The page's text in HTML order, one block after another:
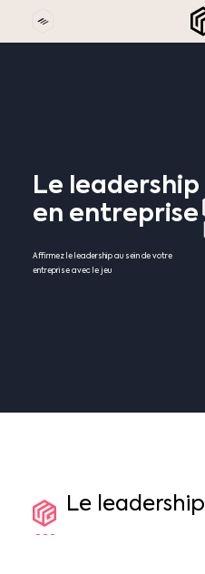
Le leadership
en entreprise
Affirmez le leadership au sein de votre
entreprise avec le jeu
Le leadership